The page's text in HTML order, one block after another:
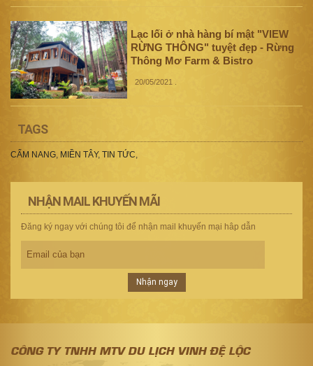
Lạc lối ở nhà hàng bí mật "VIEW
RỪNG THÔNG" tuyệt đẹp - Rừng
Thông Mơ Farm & Bistro
20/05/2021
TAGS
CẨM NANG, MIỀN TÂY, TIN TỨC,
NHẬN MAIL KHUYẾN MÃI
Đăng ký ngay với chúng tôi để nhận mail khuyến mại hâp dẫn
Nhận ngay
CÔNG TY TNHH MTV DU LỊCH VINH ĐỆ LỘC